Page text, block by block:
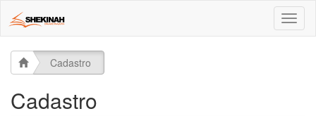
Cadastro
Cadastro